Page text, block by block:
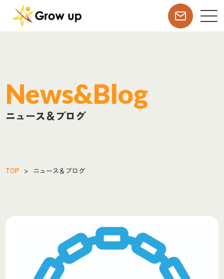
News&Blog
ニュース＆ブログ
TOP > ニュース＆ブログ